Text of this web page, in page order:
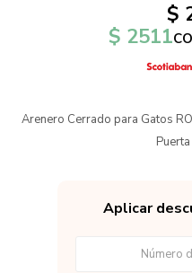
$
$ 2511
Arenero Cerrado para Gatos
Aplicar